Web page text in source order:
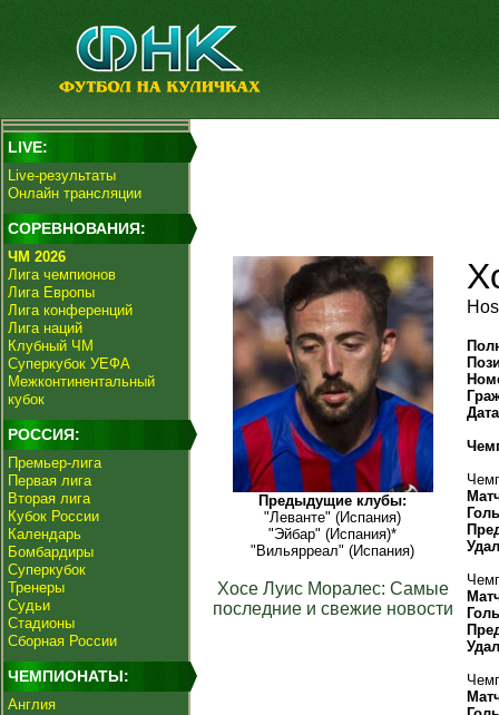
LIVE:
Live-результаты
Онлайн трансляции
СОРЕВНОВАНИЯ:
ЧМ 2026
Лига чемпионов
Лига Европы
Лига конференций
Лига наций
Клубный ЧМ
Суперкубок УЕФА
Межконтинентальный
кубок
РОССИЯ:
Премьер-лига
Первая лига
Вторая лига
Кубок России
Календарь
Бомбардиры
Суперкубок
Тренеры
Судьи
Стадионы
Сборная России
ЧЕМПИОНАТЫ:
Англия
Предыдущие клубы:
"Леванте" (Испания)
"Эйбар" (Испания)*
"Вильярреал" (Испания)
Хосе Луис Моралес: Самые
последние и свежие новости